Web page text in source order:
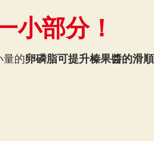
小部分！
量的卵磷脂可提升榛果醬的滑順